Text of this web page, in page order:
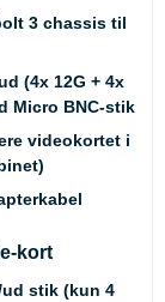
3 chassis til
(4x 12G + 4x
Micro BNC-stik
videokortet i
kort
ud stik (kun 4